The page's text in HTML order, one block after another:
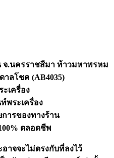
.นครราชสีมา ท้าวมหาพรหม
ลโชค (AB4035)
เครื่อง
พระเครื่อง
ารของทางร้าน
ตลอดชีพ
าจจะไม่ตรงกับที่ลงไว้